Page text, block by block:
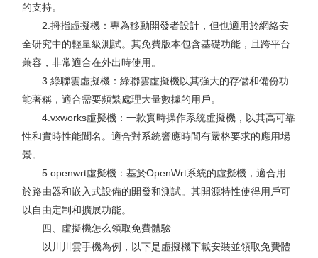
的支持。
2.拇指虛擬機：專為移動開發者設計，但也適用於網絡安
全研究中的輕量級測試。其免費版本包含基礎功能，且跨平台
兼容，非常適合在外出時使用。
3.綠聯雲虛擬機：綠聯雲虛擬機以其強大的存儲和備份功
能著稱，適合需要頻繁處理大量數據的用戶。
4.vxworks虛擬機：一款實時操作系統虛擬機，以其高可靠
性和實時性能聞名。適合對系統響應時間有嚴格要求的應用場
景。
5.openwrt虛擬機：基於OpenWrt系統的虛擬機，適合用
於路由器和嵌入式設備的開發和測試。其開源特性使得用戶可
以自由定制和擴展功能。
四、虛擬機怎么領取免費體驗
以川川雲手機為例，以下是虛擬機下載安裝並領取免費體